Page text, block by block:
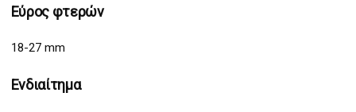
Εύρος φτερών
18-27 mm
Ενδιαίτημα